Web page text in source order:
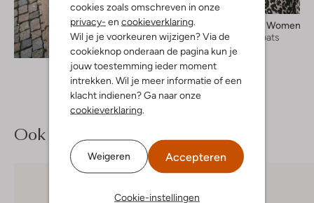
cookies zoals omschreven in onze
privacy- en cookieverklaring
Wil je je voorkeuren wijzigen? Via de
cookieknop onderaan de pagina kun je
jouw toestemming ieder moment
intrekken. Wil je meer informatie of een
klacht indienen? Ga naar onze
cookieverklaring
Weigeren Accepteren
Cookie-instellingen
Ontdek de look
Selected Women
Trenchcoats
€ 129,99
Ook iets voor jou?